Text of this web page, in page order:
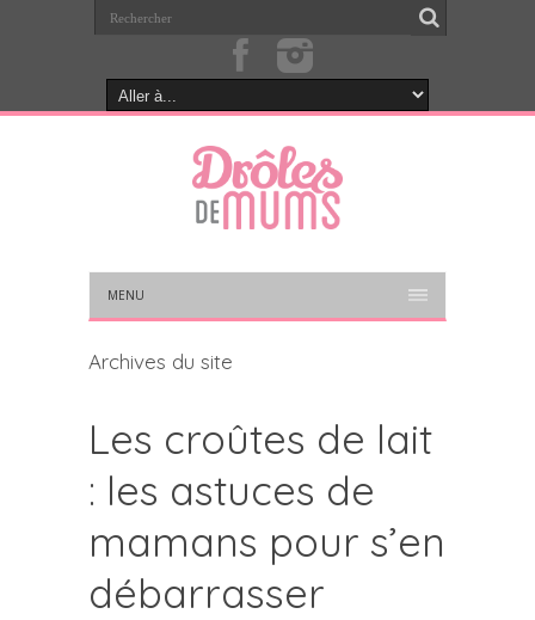
MENU
Archives du site
Les croûtes de lait
: les astuces de
mamans pour s’en
débarrasser